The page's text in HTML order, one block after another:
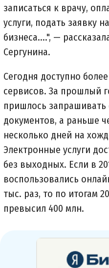
записаться к врачу,
услуги, подать заявку
бизнеса....", —
Сергунина.
Сегодня доступно
сервисов. За прошлый
пришлось
документов, а раньше
несколько дней на
Электронные услуги
без выходных. Если в
воспользовались
тыс. раз, то по итогам
превысил 400 млн.